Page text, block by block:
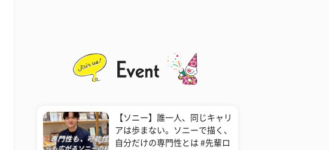
【ソニー】誰一人、同じキャリ
アは歩まない。ソニーで描く、
自分だけの専門性とは #先輩ロ